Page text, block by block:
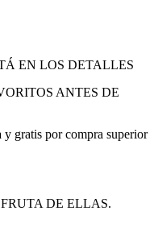
EN LOS DETALLES
ANTES DE
y gratis por compra superior
DE ELLAS.